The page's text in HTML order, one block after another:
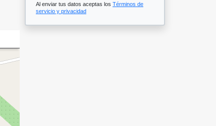
Al enviar tus datos aceptas los Términos de
servicio y privacidad